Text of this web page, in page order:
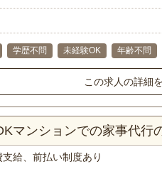
学歴不問 未経験OK 年齢不問
この求人の詳細
マンションでの家事代行
支給、前払い制度あり